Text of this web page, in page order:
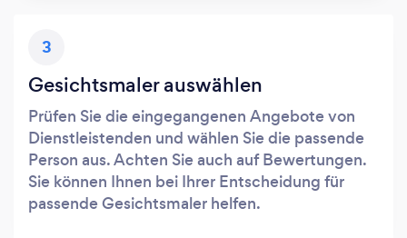
3
Gesichtsmaler auswählen
Prüfen Sie die eingegangenen Angebote von
Dienstleistenden und wählen Sie die passende
Person aus. Achten Sie auch auf Bewertungen.
Sie können Ihnen bei Ihrer Entscheidung für
passende Gesichtsmaler helfen.